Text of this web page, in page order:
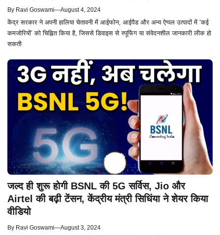
By Ravi Goswami—August 4, 2024
केंद्र सरकार ने अपनी हालिया चेतावनी में आईफोन, आईपैड और अन्य ऐप्पल उत्पादों में ‘कई
कमजोरियों’ को चिह्नित किया है, जिससे डिवाइस से स्पूफिंग या संवेदनशील जानकारी लीक हो
सकती
जल्द ही शुरू होगी BSNL की 5G सर्विस, Jio और
Airtel की बढ़ी टेंसन, केंद्रीय मंत्री सिधिंया ने शेयर किया
वीडियो
By Ravi Goswami—August 3, 2024